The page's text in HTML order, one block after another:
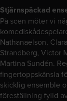
Stjärnspäckad
På scen möter vi
Nathanaelson,
Strandberg, Victor
Martina Sundén.
fingertoppskänsla
skicklig ensemble
föreställning fylld